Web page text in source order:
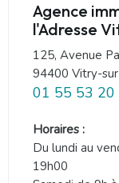
Agence
l'Adresse
125, Avenue
94400 Vitry-
01 55 53 20
Horaires :
Du lundi au
19h00